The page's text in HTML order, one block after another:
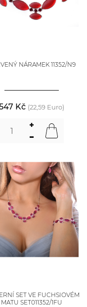
NÁRAMEK 11352/N9
Kč (22,59 Euro)
SET VE FUCHSIOVÉM
MATU SET011352/1FU